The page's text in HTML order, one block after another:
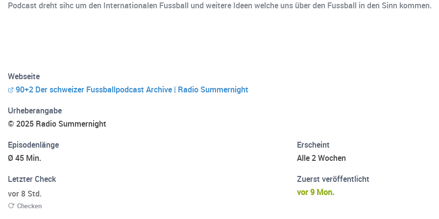
Podcast dreht sihc um den Internationalen Fussball und weitere Ideen welche uns über den Fussball in den Sinn kommen.
Webseite
90+2 Der schweizer Fussballpodcast Archive | Radio Summernight
Urheberangabe
© 2025 Radio Summernight
Episodenlänge
Ø 45 Min.
Erscheint
Alle 2 Wochen
Letzter Check
vor 8 Std.
Checken
Zuerst veröffentlicht
vor 9 Mon.